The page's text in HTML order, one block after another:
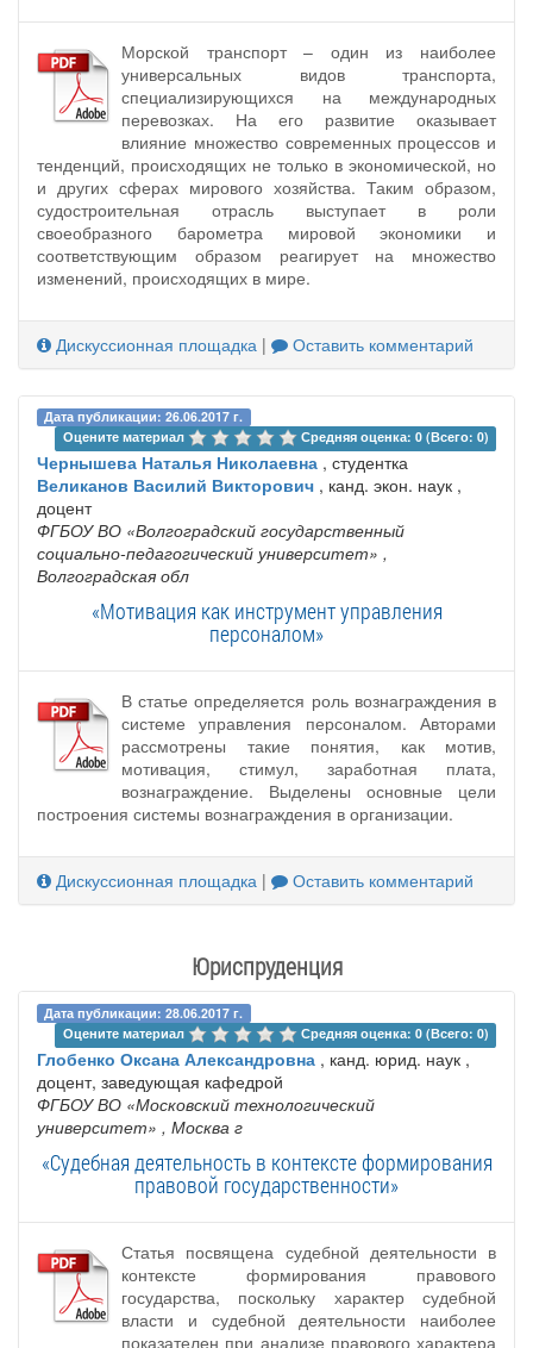
Морской транспорт – один из наиболее
универсальных видов транспорта,
специализирующихся на международных
перевозках. На его развитие оказывает
влияние множество современных процессов и
тенденций, происходящих не только в экономической, но
и других сферах мирового хозяйства. Таким образом,
судостроительная отрасль выступает в роли
своеобразного барометра мировой экономики и
соответствующим образом реагирует на множество
изменений, происходящих в мире.
Дискуссионная площадка | Оставить комментарий
Дата публикации: 26.06.2017 г.
Оцените материал
Средняя оценка: 0 (Всего: 0)
Чернышева Наталья Николаевна , студентка
Великанов Василий Викторович , канд. экон. наук ,
доцент
ФГБОУ ВО «Волгоградский государственный
социально-педагогический университет» ,
Волгоградская обл
«Мотивация как инструмент управления
персоналом»
В статье определяется роль вознаграждения в
системе управления персоналом. Авторами
рассмотрены такие понятия, как мотив,
мотивация, стимул, заработная плата,
вознаграждение. Выделены основные цели
построения системы вознаграждения в организации.
Дискуссионная площадка | Оставить комментарий
Юриспруденция
Дата публикации: 28.06.2017 г.
Оцените материал
Средняя оценка: 0 (Всего: 0)
Глобенко Оксана Александровна , канд. юрид. наук ,
доцент, заведующая кафедрой
ФГБОУ ВО «Московский технологический
университет» , Москва г
«Судебная деятельность в контексте формирования
правовой государственности»
Статья посвящена судебной деятельности в
контексте формирования правового
государства, поскольку характер судебной
власти и судебной деятельности наиболее
показателен при анализе правового характера